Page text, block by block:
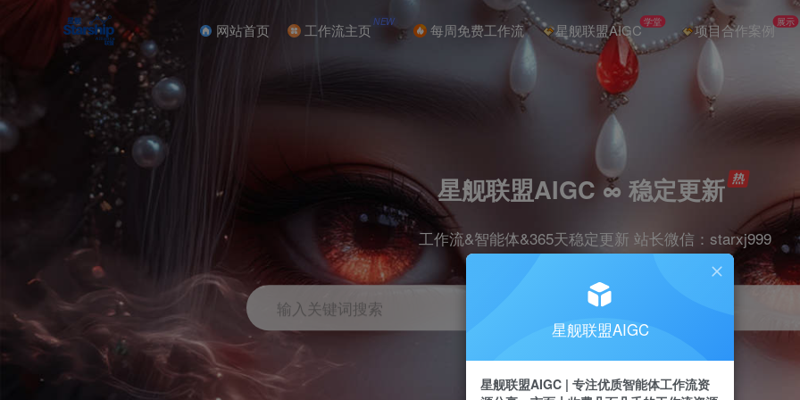
网站首页 工作流主页 NEW 每周免费工作流 星舰联盟AIGC学堂 项目合作案例 展示
星舰联盟AIGC ∞ 稳定更新
工作流&智能体&365天稳定更新 站长微信：starxj999
输入关键词搜索
星舰联盟AIGC
星舰联盟AIGC | 专注优质智能体工作流资